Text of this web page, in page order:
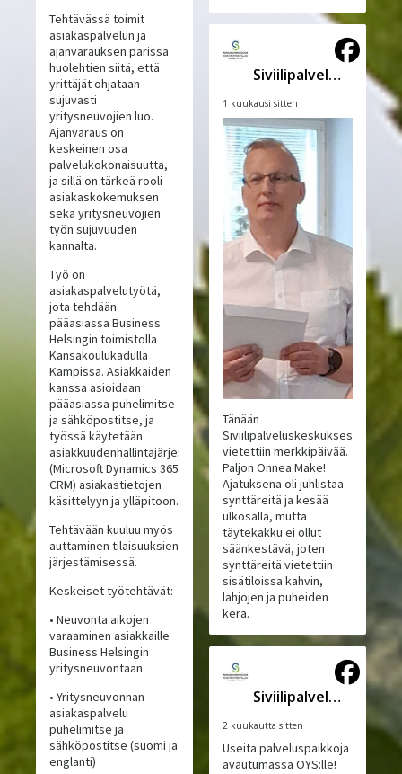
Tehtävässä toimit
asiakaspalvelun ja
ajanvarauksen parissa
huolehtien siitä, että
yrittäjät ohjataan
sujuvasti
yritysneuvojien luo.
Ajanvaraus on
keskeinen osa
palvelukokonaisuutta,
ja sillä on tärkeä rooli
asiakaskokemuksen
sekä yritysneuvojien
työn sujuvuuden
kannalta.
Työ on
asiakaspalvelutyötä,
jota tehdään
pääasiassa Business
Helsingin toimistolla
Kansakoulukadulla
Kampissa. Asiakkaiden
kanssa asioidaan
pääasiassa puhelimitse
ja sähköpostitse, ja
työssä käytetään
asiakkuudenhallintajärjestelmää
(Microsoft Dynamics 365
CRM) asiakastietojen
käsittelyyn ja ylläpitoon.
Tehtävään kuuluu myös
auttaminen tilaisuuksien
järjestämisessä.
Keskeiset työtehtävät:
• Neuvonta aikojen
varaaminen asiakkaille
Business Helsingin
yritysneuvontaan
• Yritysneuvonnan
asiakaspalvelu
puhelimitse ja
sähköpostitse (suomi ja
englanti)
Siviilipalveluskeskus
1 kuukausi sitten
Tänään
Siviilipalveluskeskuksessa
vietettiin merkkipäivää.
Paljon Onnea Make!
Ajatuksena oli juhlistaa
synttäreitä ja kesää
ulkosalla, mutta
täytekakku ei ollut
säänkestävä, joten
synttäreitä vietettiin
sisätiloissa kahvin,
lahjojen ja puheiden
kera.
Siviilipalveluskeskus
2 kuukautta sitten
Useita palveluspaikkoja
avautumassa OYS:lle!